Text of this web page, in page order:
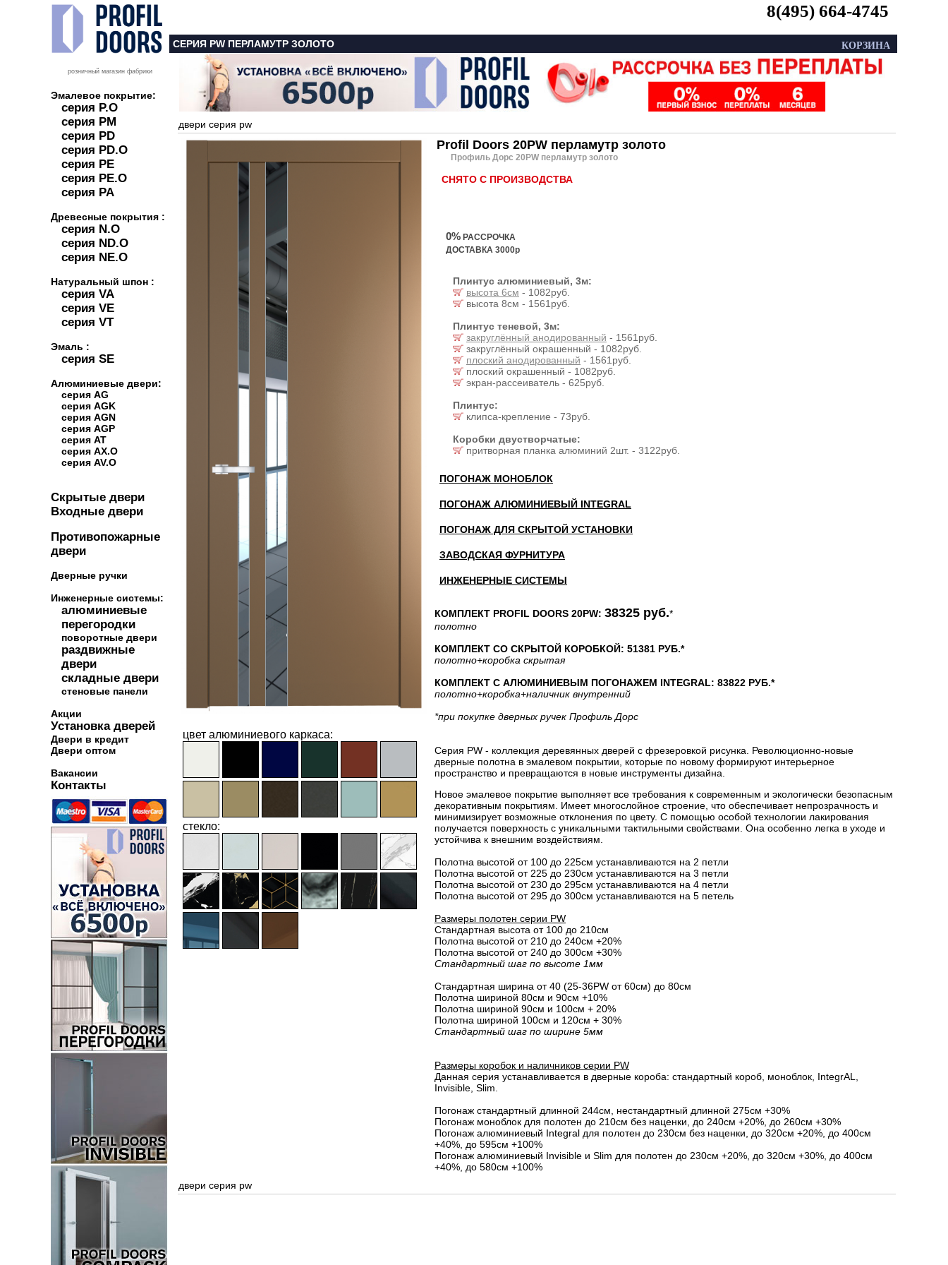
розничный магазин фабрики
Эмалевое покрытие:
серия P.O
серия PM
серия PD
серия PD.O
серия PE
серия PE.O
серия PA
Древесные покрытия :
серия N.O
серия ND.O
серия NE.O
Натуральный шпон :
серия VA
серия VE
серия VT
Эмаль :
серия SE
Алюминиевые двери:
серия AG
серия AGK
серия AGN
серия AGP
серия AT
серия AX.O
серия AV.O
Скрытые двери
Входные двери
Противопожарные
двери
Дверные ручки
Инженерные системы:
алюминиевые
перегородки
поворотные двери
раздвижные
двери
складные двери
стеновые панели
Акции
Установка дверей
Двери в кредит
Двери оптом
Вакансии
Контакты
8(495) 664-4745
КОРЗИНА
СЕРИЯ PW ПЕРЛАМУТР ЗОЛОТО
двери серия pw
цвет алюминиевого каркаса:
стекло:
Profil Doors 20PW перламутр золото
Профиль Дорс 20PW перламутр золото
СНЯТО С ПРОИЗВОДСТВА
0% РАССРОЧКА
ДОСТАВКА 3000р
Плинтус алюминиевый, 3м:
высота 6см - 1082руб.
высота 8см - 1561руб.
Плинтус теневой, 3м:
закруглённый анодированный - 1561руб.
закруглённый окрашенный - 1082руб.
плоский анодированный - 1561руб.
плоский окрашенный - 1082руб.
экран-рассеиватель - 625руб.
Плинтус:
клипса-крепление - 73руб.
Коробки двустворчатые:
притворная планка алюминий 2шт. - 3122руб.
ПОГОНАЖ МОНОБЛОК
ПОГОНАЖ АЛЮМИНИЕВЫЙ INTEGRAL
ПОГОНАЖ ДЛЯ СКРЫТОЙ УСТАНОВКИ
ЗАВОДСКАЯ ФУРНИТУРА
ИНЖЕНЕРНЫЕ СИСТЕМЫ
КОМПЛЕКТ PROFIL DOORS 20PW: 38325 руб.*
полотно
КОМПЛЕКТ СО СКРЫТОЙ КОРОБКОЙ: 51381 РУБ.*
полотно+коробка скрытая
КОМПЛЕКТ С АЛЮМИНИЕВЫМ ПОГОНАЖЕМ INTEGRAL: 83822 РУБ.*
полотно+коробка+наличник внутренний
*при покупке дверных ручек Профиль Дорс
Серия PW - коллекция деревянных дверей с фрезеровкой рисунка. Революционно-новые
дверные полотна в эмалевом покрытии, которые по новому формируют интерьерное
пространство и превращаются в новые инструменты дизайна.
Новое эмалевое покрытие выполняет все требования к современным и экологически безопасным
декоративным покрытиям. Имеет многослойное строение, что обеспечивает непрозрачность и
минимизирует возможные отклонения по цвету. С помощью особой технологии лакирования
получается поверхность с уникальными тактильными свойствами. Она особенно легка в уходе и
устойчива к внешним воздействиям.
Полотна высотой от 100 до 225см устанавливаются на 2 петли
Полотна высотой от 225 до 230см устанавливаются на 3 петли
Полотна высотой от 230 до 295см устанавливаются на 4 петли
Полотна высотой от 295 до 300см устанавливаются на 5 петель
Размеры полотен серии PW
Стандартная высота от 100 до 210см
Полотна высотой от 210 до 240см +20%
Полотна высотой от 240 до 300см +30%
Стандартный шаг по высоте 1мм
Стандартная ширина от 40 (25-36PW от 60см) до 80см
Полотна шириной 80cм и 90cм +10%
Полотна шириной 90см и 100см + 20%
Полотна шириной 100см и 120см + 30%
Стандартный шаг по ширине 5мм
Размеры коробок и наличников серии PW
Данная серия устанавливается в дверные короба: стандартный короб, моноблок, IntegrAL,
Invisible, Slim.
Погонаж стандартный длинной 244см, нестандартный длинной 275см +30%
Погонаж моноблок для полотен до 210см без наценки, до 240см +20%, до 260см +30%
Погонаж алюминиевый Integral для полотен до 230см без наценки, до 320см +20%, до 400см
+40%, до 595см +100%
Погонаж алюминиевый Invisible и Slim для полотен до 230см +20%, до 320см +30%, до 400см
+40%, до 580см +100%
двери серия pw